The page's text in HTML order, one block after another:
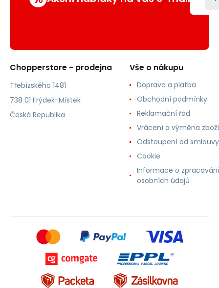
Chopperstore - prodejna
Třebízského 1481
738 01 Frýdek-Místek
Česká Republika
Vše o nákupu
Doprava a platba
Obchodní podmínky
Reklamační řád
Vrácení a výměna zboží
Odstoupení od smlouvy
Cookie
Informace o zpracování
osobních údajů